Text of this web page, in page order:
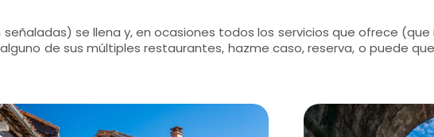
se llena y, en ocasiones todos los servicios que ofrece
de sus múltiples restaurantes, hazme caso, reserva, o puede